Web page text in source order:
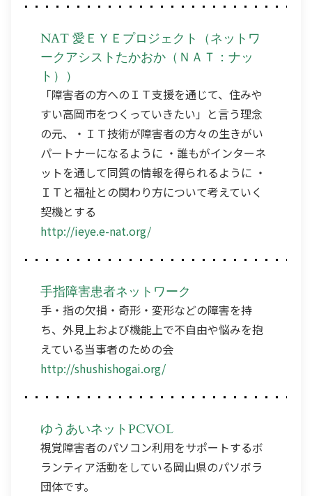
NAT 愛ＥＹＥプロジェクト（ネットワ
ークアシストたかおか（ＮＡＴ：ナッ
ト））
「障害者の方へのＩＴ支援を通じて、住みや
すい高岡市をつくっていきたい」と言う理念
の元、・ＩＴ技術が障害者の方々の生きがい
パートナーになるように ・誰もがインターネ
ットを通して同質の情報を得られるように ・
ＩＴと福祉との関わり方について考えていく
契機とする
http://ieye.e-nat.org/
手指障害患者ネットワーク
手・指の欠損・奇形・変形などの障害を持
ち、外見上および機能上で不自由や悩みを抱
えている当事者のための会
http://shushishogai.org/
ゆうあいネットPCVOL
視覚障害者のパソコン利用をサポートするボ
ランティア活動をしている岡山県のパソボラ
団体です。